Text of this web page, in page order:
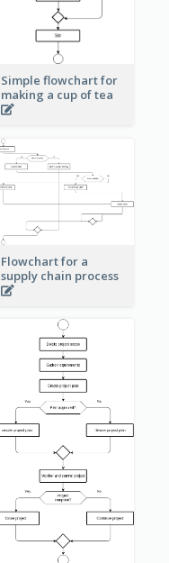
Simple flowchart for
making a cup of tea
Flowchart for a
supply chain process